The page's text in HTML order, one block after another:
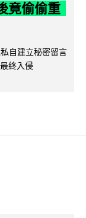
竟偷偷重
自建立秘密留言
終入侵